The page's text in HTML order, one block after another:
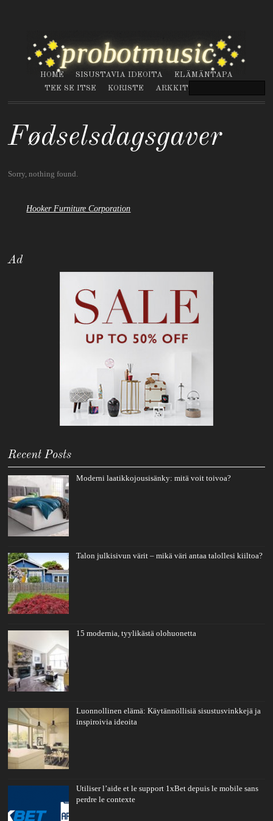
HOME SISUSTAVIA IDEOITA
ELÄMÄNTAPA
TEE SE ITSE
KORISTE ARKKITEHTUURI
Fødselsdagsgaver
Sorry, nothing found.
Hooker Furniture Corporation
Ad
Recent Posts
Moderni laatikkojousisänky: mitä voit toivoa?
Talon julkisivun värit – mikä väri antaa talollesi kiiltoa?
15 modernia, tyylikästä olohuonetta
Luonnollinen elämä: Käytännöllisiä sisustusvinkkejä ja
inspiroivia ideoita
Utiliser l’aide et le support 1xBet depuis le mobile sans
perdre le contexte